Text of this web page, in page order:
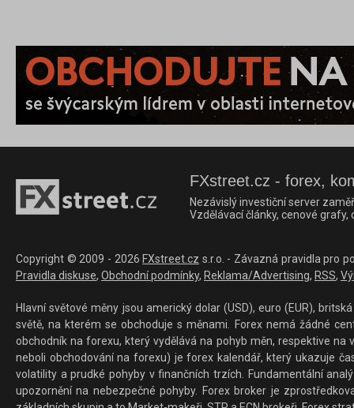
FXstreet.cz - forex,
Nezávislý investiční server
Vzdělávací články, cenové
Copyright © 2009 - 2026 FXstreet.cz s.r.o. - Závazná pravidla pro
Pravidla diskuse, Obchodní podmínky, Reklama/Advertising, RSS,
Hlavní světové měny jsou americký dolar (USD), euro (EUR),
světě, na kterém se obchoduje s měnami. Forex nemá žádné
obchodník na forexu, který vydělává na pohyb měn, respektive
neboli obchodování na forexu) je forex kalendář, který ukazuje
volatility a prudké pohyby v finančních trzích. Fundamentální
upozornění na nebezpečné pohyby. Forex broker je